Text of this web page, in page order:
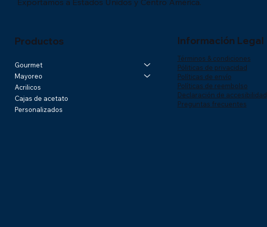
Productos
Gourmet
Mayoreo
Acrilicos
Cajas de acetato
Personalizados
Información Legal
Términos & condiciones
Póliticas de privacidad
Políticas de envío
Políticas de reembolso
Declaración de accesibilidad
Preguntas frecuentes